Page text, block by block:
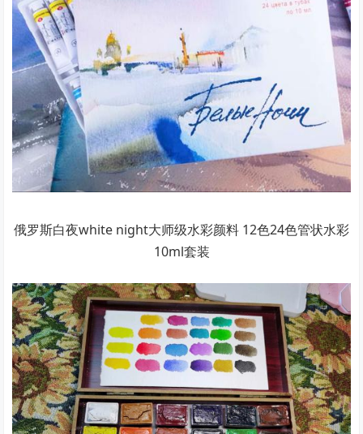
俄罗斯白夜white night大师级水彩颜料 12色24色管状水彩
10ml套装